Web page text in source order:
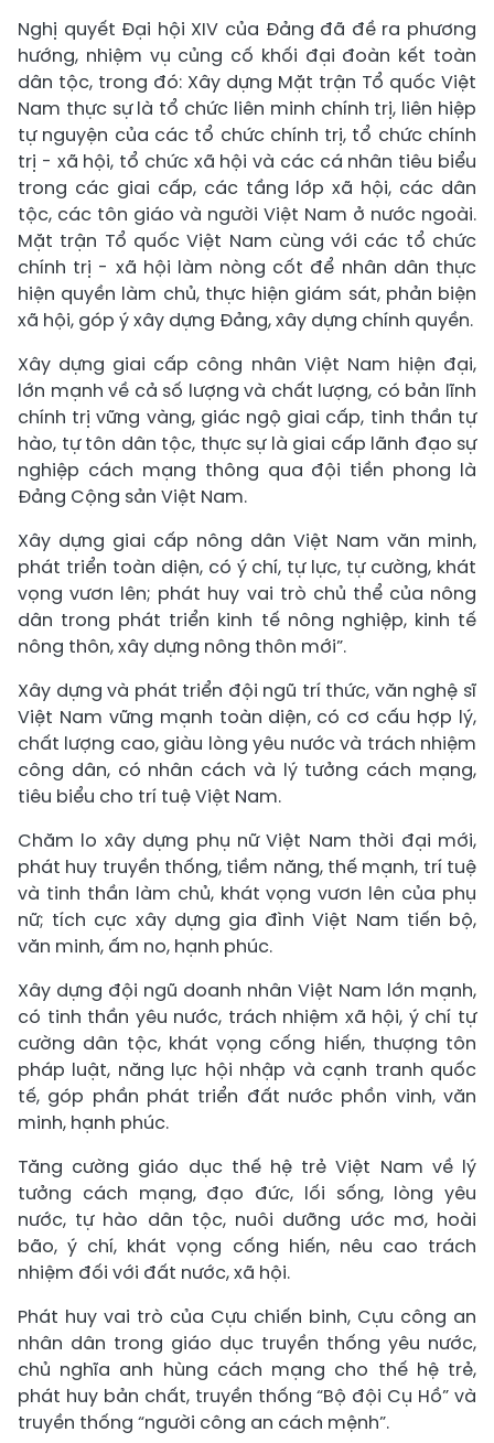
Nghị quyết Đại hội XIV của Đảng đã đề ra phương
hướng, nhiệm vụ củng cố khối đại đoàn kết toàn
dân tộc, trong đó: Xây dựng Mặt trận Tổ quốc Việt
Nam thực sự là tổ chức liên minh chính trị, liên hiệp
tự nguyện của các tổ chức chính trị, tổ chức chính
trị - xã hội, tổ chức xã hội và các cá nhân tiêu biểu
trong các giai cấp, các tầng lớp xã hội, các dân
tộc, các tôn giáo và người Việt Nam ở nước ngoài.
Mặt trận Tổ quốc Việt Nam cùng với các tổ chức
chính trị - xã hội làm nòng cốt để nhân dân thực
hiện quyền làm chủ, thực hiện giám sát, phản biện
xã hội, góp ý xây dựng Đảng, xây dựng chính quyền.
Xây dựng giai cấp công nhân Việt Nam hiện đại,
lớn mạnh về cả số lượng và chất lượng, có bản lĩnh
chính trị vững vàng, giác ngộ giai cấp, tinh thần tự
hào, tự tôn dân tộc, thực sự là giai cấp lãnh đạo sự
nghiệp cách mạng thông qua đội tiền phong là
Đảng Cộng sản Việt Nam.
Xây dựng giai cấp nông dân Việt Nam văn minh,
phát triển toàn diện, có ý chí, tự lực, tự cường, khát
vọng vươn lên; phát huy vai trò chủ thể của nông
dân trong phát triển kinh tế nông nghiệp, kinh tế
nông thôn, xây dựng nông thôn mới”.
Xây dựng và phát triển đội ngũ trí thức, văn nghệ sĩ
Việt Nam vững mạnh toàn diện, có cơ cấu hợp lý,
chất lượng cao, giàu lòng yêu nước và trách nhiệm
công dân, có nhân cách và lý tưởng cách mạng,
tiêu biểu cho trí tuệ Việt Nam.
Chăm lo xây dựng phụ nữ Việt Nam thời đại mới,
phát huy truyền thống, tiềm năng, thế mạnh, trí tuệ
và tinh thần làm chủ, khát vọng vươn lên của phụ
nữ; tích cực xây dựng gia đình Việt Nam tiến bộ,
văn minh, ấm no, hạnh phúc.
Xây dựng đội ngũ doanh nhân Việt Nam lớn mạnh,
có tinh thần yêu nước, trách nhiệm xã hội, ý chí tự
cường dân tộc, khát vọng cống hiến, thượng tôn
pháp luật, năng lực hội nhập và cạnh tranh quốc
tế, góp phần phát triển đất nước phồn vinh, văn
minh, hạnh phúc.
Tăng cường giáo dục thế hệ trẻ Việt Nam về lý
tưởng cách mạng, đạo đức, lối sống, lòng yêu
nước, tự hào dân tộc, nuôi dưỡng ước mơ, hoài
bão, ý chí, khát vọng cống hiến, nêu cao trách
nhiệm đối với đất nước, xã hội.
Phát huy vai trò của Cựu chiến binh, Cựu công an
nhân dân trong giáo dục truyền thống yêu nước,
chủ nghĩa anh hùng cách mạng cho thế hệ trẻ,
phát huy bản chất, truyền thống “Bộ đội Cụ Hồ” và
truyền thống “người công an cách mệnh”.